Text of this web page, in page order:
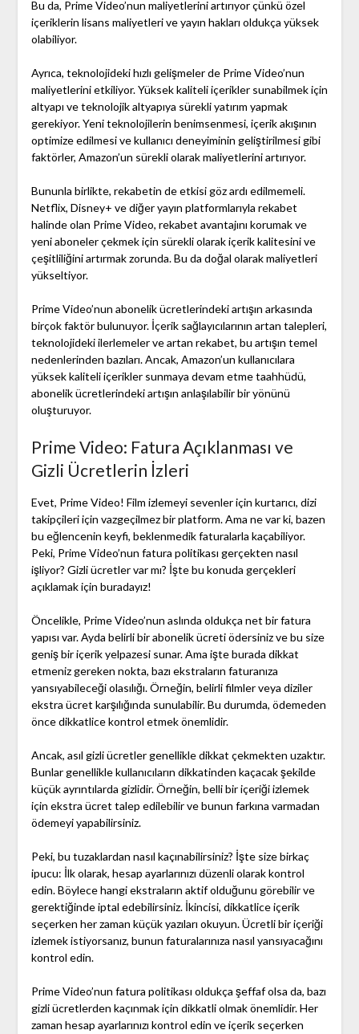
Bu da, Prime Video’nun maliyetlerini artırıyor çünkü özel
içeriklerin lisans maliyetleri ve yayın hakları oldukça yüksek
olabiliyor.
Ayrıca, teknolojideki hızlı gelişmeler de Prime Video’nun
maliyetlerini etkiliyor. Yüksek kaliteli içerikler sunabilmek için
altyapı ve teknolojik altyapıya sürekli yatırım yapmak
gerekiyor. Yeni teknolojilerin benimsenmesi, içerik akışının
optimize edilmesi ve kullanıcı deneyiminin geliştirilmesi gibi
faktörler, Amazon’un sürekli olarak maliyetlerini artırıyor.
Bununla birlikte, rekabetin de etkisi göz ardı edilmemeli.
Netflix, Disney+ ve diğer yayın platformlarıyla rekabet
halinde olan Prime Video, rekabet avantajını korumak ve
yeni aboneler çekmek için sürekli olarak içerik kalitesini ve
çeşitliliğini artırmak zorunda. Bu da doğal olarak maliyetleri
yükseltiyor.
Prime Video’nun abonelik ücretlerindeki artışın arkasında
birçok faktör bulunuyor. İçerik sağlayıcılarının artan talepleri,
teknolojideki ilerlemeler ve artan rekabet, bu artışın temel
nedenlerinden bazıları. Ancak, Amazon’un kullanıcılara
yüksek kaliteli içerikler sunmaya devam etme taahhüdü,
abonelik ücretlerindeki artışın anlaşılabilir bir yönünü
oluşturuyor.
Prime Video: Fatura Açıklanması ve
Gizli Ücretlerin İzleri
Evet, Prime Video! Film izlemeyi sevenler için kurtarıcı, dizi
takipçileri için vazgeçilmez bir platform. Ama ne var ki, bazen
bu eğlencenin keyfi, beklenmedik faturalarla kaçabiliyor.
Peki, Prime Video’nun fatura politikası gerçekten nasıl
işliyor? Gizli ücretler var mı? İşte bu konuda gerçekleri
açıklamak için buradayız!
Öncelikle, Prime Video’nun aslında oldukça net bir fatura
yapısı var. Ayda belirli bir abonelik ücreti ödersiniz ve bu size
geniş bir içerik yelpazesi sunar. Ama işte burada dikkat
etmeniz gereken nokta, bazı ekstraların faturanıza
yansıyabileceği olasılığı. Örneğin, belirli filmler veya diziler
ekstra ücret karşılığında sunulabilir. Bu durumda, ödemeden
önce dikkatlice kontrol etmek önemlidir.
Ancak, asıl gizli ücretler genellikle dikkat çekmekten uzaktır.
Bunlar genellikle kullanıcıların dikkatinden kaçacak şekilde
küçük ayrıntılarda gizlidir. Örneğin, belli bir içeriği izlemek
için ekstra ücret talep edilebilir ve bunun farkına varmadan
ödemeyi yapabilirsiniz.
Peki, bu tuzaklardan nasıl kaçınabilirsiniz? İşte size birkaç
ipucu: İlk olarak, hesap ayarlarınızı düzenli olarak kontrol
edin. Böylece hangi ekstraların aktif olduğunu görebilir ve
gerektiğinde iptal edebilirsiniz. İkincisi, dikkatlice içerik
seçerken her zaman küçük yazıları okuyun. Ücretli bir içeriği
izlemek istiyorsanız, bunun faturalarınıza nasıl yansıyacağını
kontrol edin.
Prime Video’nun fatura politikası oldukça şeffaf olsa da, bazı
gizli ücretlerden kaçınmak için dikkatli olmak önemlidir. Her
zaman hesap ayarlarınızı kontrol edin ve içerik seçerken